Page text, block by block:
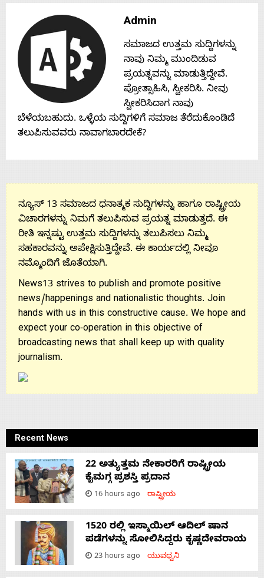
Contact
Us
Admin
ಸಮಾಜದ ಉತ್ತಮ ಸುದ್ದಿಗಳನ್ನು
ನಾವು ನಿಮ್ಮ ಮುಂದಿಡುವ
ಪ್ರಯತ್ನವನ್ನು ಮಾಡುತ್ತಿದ್ದೇವೆ.
ಪ್ರೋತ್ಸಾಹಿಸಿ, ಸ್ವೀಕರಿಸಿ. ನೀವು
ಸ್ವೀಕರಿಸಿದಾಗ ನಾವು
ಬೆಳೆಯಬಹುದು. ಒಳ್ಳೆಯ ಸುದ್ದಿಗಳಿಗೆ ಸಮಾಜ ತೆರೆದುಕೊಂಡಿದೆ
ತಲುಪಿಸುವವರು ನಾವಾಗಬಾರದೇಕೆ?
ನ್ಯೂಸ್ 13 ಸಮಾಜದ ಧನಾತ್ಮಕ ಸುದ್ದಿಗಳನ್ನು ಹಾಗೂ ರಾಷ್ಟ್ರೀಯ
ವಿಚಾರಗಳನ್ನು ನಿಮಗೆ ತಲುಪಿಸುವ ಪ್ರಯತ್ನ ಮಾಡುತ್ತದೆ. ಈ
ರೀತಿ ಇನ್ನಷ್ಟು ಉತ್ತಮ ಸುದ್ದಿಗಳನ್ನು ತಲುಪಿಸಲು ನಿಮ್ಮ
ಸಹಕಾರವನ್ನು ಅಪೇಕ್ಷಿಸುತ್ತಿದ್ದೇವೆ. ಈ ಕಾರ್ಯದಲ್ಲಿ ನೀವೂ
ನಮ್ಮೊಂದಿಗೆ ಜೊತೆಯಾಗಿ.
News13 strives to publish and promote positive
news/happenings and nationalistic thoughts. Join
hands with us in this constructive cause. We hope and
expect your co-operation in this objective of
broadcasting news that shall keep up with quality
journalism.
Recent News
22 ಅತ್ಯುತ್ತಮ ನೇಕಾರರಿಗೆ ರಾಷ್ಟ್ರೀಯ
ಕೈಮಗ್ಗ ಪ್ರಶಸ್ತಿ ಪ್ರದಾನ
16 hours ago ರಾಷ್ಟ್ರೀಯ
1520 ರಲ್ಲಿ ಇಸ್ಮಾಯಿಲ್ ಆದಿಲ್ ಷಾನ
ಪಡೆಗಳನ್ನು ಸೋಲಿಸಿದ್ದರು ಕೃಷ್ಣದೇವರಾಯ
23 hours ago ಯುವಧ್ವನಿ